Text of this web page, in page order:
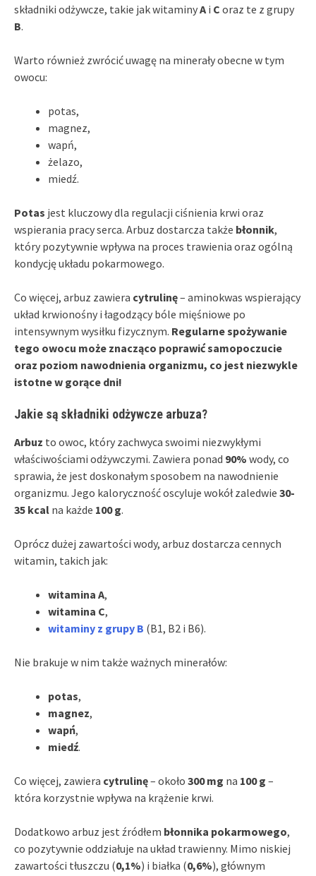
składniki odżywcze, takie jak witaminyA i C oraz te z grupy
B.
Warto również zwrócić uwagę na minerały obecne w tym
owocu:
potas,
magnez,
wapń,
żelazo,
miedź.
Potas jest kluczowy dla regulacji ciśnienia krwi oraz
wspierania pracy serca. Arbuz dostarcza także błonnik,
który pozytywnie wpływa na proces trawienia oraz ogólną
kondycję układu pokarmowego.
Co więcej, arbuz zawiera cytrulinę– aminokwas wspierający
układ krwionośny i łagodzący bóle mięśniowe po
intensywnym wysiłku fizycznym. Regularne spożywanie
tego owocu może znacząco poprawić samopoczucie
oraz poziom nawodnienia organizmu, co jest niezwykle
istotne w gorące dni!
Jakie są składniki odżywcze arbuza?
Arbuz to owoc, który zachwyca swoimi niezwykłymi
właściwościami odżywczymi. Zawiera ponad 90% wody, co
sprawia, że jest doskonałym sposobem na nawodnienie
organizmu. Jego kaloryczność oscyluje wokół zaledwie 30-
35 kcal na każde 100 g.
Oprócz dużej zawartości wody, arbuz dostarcza cennych
witamin, takich jak:
witamina A,
witamina C,
witaminy z grupy B (B1, B2 i B6).
Nie brakuje w nim także ważnych minerałów:
potas,
magnez,
wapń,
miedź.
Co więcej, zawiera cytrulinę– około 300 mg na 100 g –
która korzystnie wpływa na krążenie krwi.
Dodatkowo arbuz jest źródłem błonnika pokarmowego,
co pozytywnie oddziałuje na układ trawienny. Mimo niskiej
zawartości tłuszczu (0,1%) i białka (0,6%), głównym